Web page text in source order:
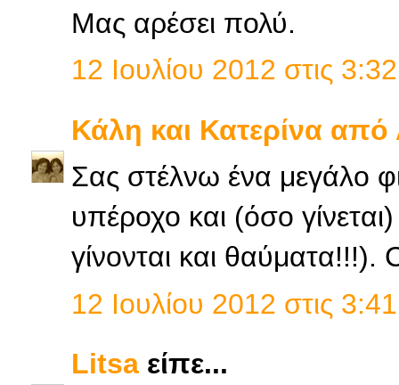
Μας αρέσει πολύ.
12 Ιουλίου 2012 στις
Κάλη και Κατερίνα από
Σας στέλνω ένα μεγάλο
υπέροχο και (όσο
γίνονται και
12 Ιουλίου 2012 στις
Litsa είπε...